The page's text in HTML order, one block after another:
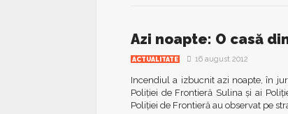
Azi noapte: O casă
ACTUALITATE 16 august 2012
Incendiul a izbucnit azi noapte, în
Poliţiei de Frontieră Sulina şi ai
Poliţiei de Frontieră au observat pe